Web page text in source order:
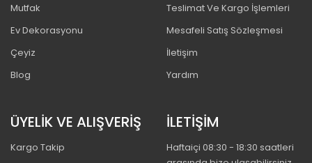
Mutfak
Ev Dekorasyonu
Çeyiz
Blog
Teslimat Ve Kargo İşlemleri
Mesafeli Satış Sözleşmesi
İletişim
Yardım
ÜYELİK VE ALIŞVERİŞ
Kargo Takip
İLETİŞİM
Haftaiçi 08:30 - 18:30 saatleri